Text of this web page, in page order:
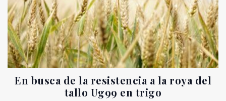
En busca de la resistencia a la roya del
tallo Ug99 en trigo